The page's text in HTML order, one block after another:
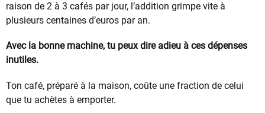
raison de 2 à 3 cafés par jour, l’addition grimpe vite à
plusieurs centaines d’euros par an.
Avec la bonne machine, tu peux dire adieu à ces dépenses
inutiles.
Ton café, préparé à la maison, coûte une fraction de celui
que tu achètes à emporter.